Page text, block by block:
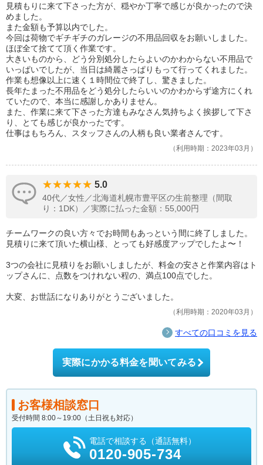
見積もりに来て下さった方が、穏やか丁寧で感じが良かったので決
めました。
また金額も予算以内でした。
今回は荷物でギチギチのガレージの不用品回収をお願いしました。
ほぼ全て捨てて頂く作業です。
大きいものから、どう分別処分したらよいのかわからない不用品で
いっぱいでしたが、当日は綺麗さっぱりもって行ってくれました。
作業も想像以上に速く１時間位で終了し、驚きました。
長年たまった不用品をどう処分したらいいのかわからず途方にくれ
ていたので、本当に感謝しかありません。
また、作業に来て下さった方達もみなさん気持ちよく挨拶して下さ
り、とても感じが良かったです。
仕事はもちろん、スタッフさんの人柄も良い業者さんです。
利用時期：2023年03月
5.0
40代／女性／北海道札幌市豊平区の生前整理（間取
り：1DK）／実際に払った金額：55,000円
チームワークの良い方々でお時間もあっという間に終了しました。
見積りに来て頂いた横山様、とっても好感度アップでしたよ〜！
3つの会社に見積りをお願いしましたが、料金の安さと作業内容はト
ップさんに、点数をつけれない程の、満点100点でした。
大変、お世話になりありがとうございました。
利用時期：2020年03月
すべての口コミを見る
実際にかかる料金を聞いてみる
お客様相談窓口
受付時間 8:00～19:00（土日祝も対応）
電話で相談する（通話無料）
0120-905-734